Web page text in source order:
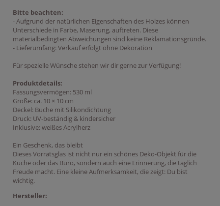
Bitte beachten:
- Aufgrund der natürlichen Eigenschaften des Holzes können
Unterschiede in Farbe, Maserung, auftreten. Diese
materialbedingten Abweichungen sind keine Reklamationsgründe.
- Lieferumfang: Verkauf erfolgt ohne Dekoration
Für spezielle Wünsche stehen wir dir gerne zur Verfügung!
Produktdetails:
Fassungsvermögen: 530 ml
Größe: ca. 10 × 10 cm
Deckel: Buche mit Silikondichtung
Druck: UV-beständig & kindersicher
Inklusive: weißes Acrylherz
Ein Geschenk, das bleibt
Dieses Vorratsglas ist nicht nur ein schönes Deko-Objekt für die
Küche oder das Büro, sondern auch eine Erinnerung, die täglich
Freude macht. Eine kleine Aufmerksamkeit, die zeigt: Du bist
wichtig.
Hersteller: